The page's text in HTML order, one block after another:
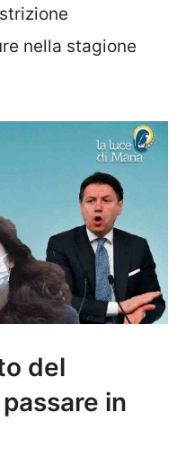
nella stagione
del
in